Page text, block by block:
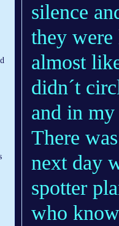
silence
they
almost
didn´t
and in
There
next day
spotter
who